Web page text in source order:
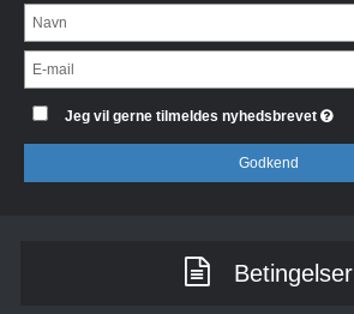
Jeg vil gerne tilmeldes nyhedsbrevet
Godkend
Betingelser